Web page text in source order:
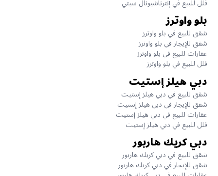
فلل للبيع في إنترناشيونال سيتي
بلو واوترز
شقق للبيع في بلو واوترز
شقق للإيجار في بلو واوترز
عقارات للبيع في بلو واوترز
فلل للبيع في بلو واوترز
دبي هيلز إستيت
شقق للبيع في دبي هيلز إستيت
شقق للإيجار في دبي هيلز إستيت
عقارات للبيع في دبي هيلز إستيت
فلل للبيع في دبي هيلز إستيت
دبي كريك هاربور
شقق للبيع في دبي كريك هاربور
شقق للإيجار في دبي كريك هاربور